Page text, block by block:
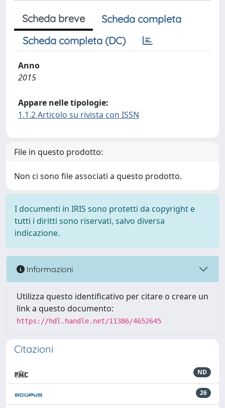
Scheda breve
Scheda completa
Scheda completa (DC)
Anno
2015
Appare nelle tipologie:
1.1.2 Articolo su rivista con ISSN
File in questo prodotto:
Non ci sono file associati a questo prodotto.
I documenti in IRIS sono protetti da copyright e
tutti i diritti sono riservati, salvo diversa
indicazione.
Informazioni
Utilizza questo identificativo per citare o creare un
link a questo documento:
https://hdl.handle.net/11386/4652645
Citazioni
ND
26